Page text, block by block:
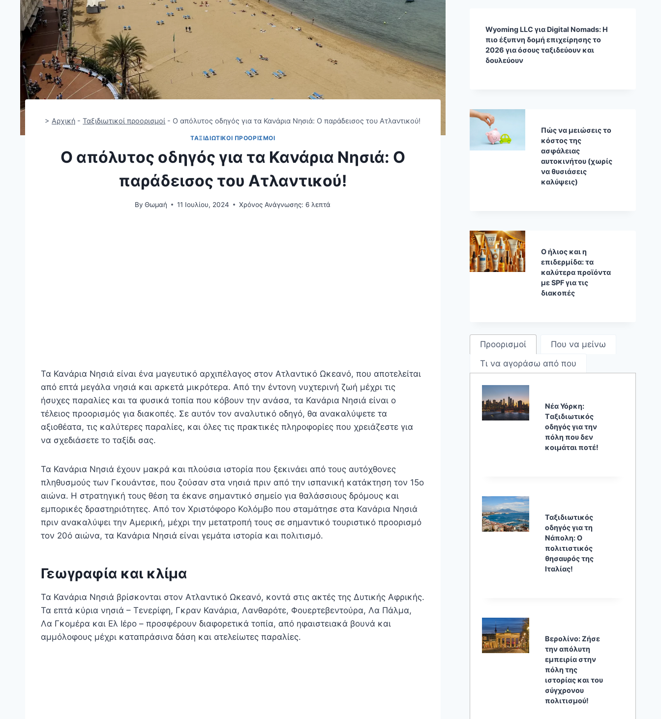
> Αρχική -Ταξιδιωτικοί προορισμοί - Ο απόλυτος οδηγός για τα Κανάρια Νησιά: Ο παράδεισος του Ατλαντικού!
ΤΑΞΙΔΙΩΤΙΚΟΊ ΠΡΟΟΡΙΣΜΟΊ
Ο απόλυτος οδηγός για τα Κανάρια Νησιά: Ο
παράδεισος του Ατλαντικού!
By Θωμαή 11 Ιουλίου, 2024 Χρόνος Ανάγνωσης: 6 λεπτά
Τα Κανάρια Νησιά είναι ένα μαγευτικό αρχιπέλαγος στον Ατλαντικό Ωκεανό, που αποτελείται
από επτά μεγάλα νησιά και αρκετά μικρότερα. Από την έντονη νυχτερινή ζωή μέχρι τις
ήσυχες παραλίες και τα φυσικά τοπία που κόβουν την ανάσα, τα Κανάρια Νησιά είναι ο
τέλειος προορισμός για διακοπές. Σε αυτόν τον αναλυτικό οδηγό, θα ανακαλύψετε τα
αξιοθέατα, τις καλύτερες παραλίες, και όλες τις πρακτικές πληροφορίες που χρειάζεστε για
να σχεδιάσετε το ταξίδι σας.
Τα Κανάρια Νησιά έχουν μακρά και πλούσια ιστορία που ξεκινάει από τους αυτόχθονες
πληθυσμούς των Γκουάντσε, που ζούσαν στα νησιά πριν από την ισπανική κατάκτηση τον 15ο
αιώνα. Η στρατηγική τους θέση τα έκανε σημαντικό σημείο για θαλάσσιους δρόμους και
εμπορικές δραστηριότητες. Από τον Χριστόφορο Κολόμβο που σταμάτησε στα Κανάρια Νησιά
πριν ανακαλύψει την Αμερική, μέχρι την μετατροπή τους σε σημαντικό τουριστικό προορισμό
τον 20ό αιώνα, τα Κανάρια Νησιά είναι γεμάτα ιστορία και πολιτισμό.
Γεωγραφία και κλίμα
Τα Κανάρια Νησιά βρίσκονται στον Ατλαντικό Ωκεανό, κοντά στις ακτές της Δυτικής Αφρικής.
Τα επτά κύρια νησιά – Τενερίφη, Γκραν Κανάρια, Λανθαρότε, Φουερτεβεντούρα, Λα Πάλμα,
Λα Γκομέρα και Ελ Ιέρο – προσφέρουν διαφορετικά τοπία, από ηφαιστειακά βουνά και
αμμόλοφους μέχρι καταπράσινα δάση και ατελείωτες παραλίες.
Wyoming LLC για Digital Nomads: Η
πιο έξυπνη δομή επιχείρησης το
2026 για όσους ταξιδεύουν και
δουλεύουν
Πώς να μειώσεις το
κόστος της
ασφάλειας
αυτοκινήτου (χωρίς
να θυσιάσεις
καλύψεις)
Ο ήλιος και η
επιδερμίδα: τα
καλύτερα προϊόντα
με SPF για τις
διακοπές
Προορισμοί
Που να μείνω
Τι να αγοράσω από που
Νέα Υόρκη:
Tαξιδιωτικός
οδηγός για την
πόλη που δεν
κοιμάται ποτέ!
Ταξιδιωτικός
οδηγός για τη
Νάπολη: Ο
πολιτιστικός
θησαυρός της
Ιταλίας!
Βερολίνο: Ζήσε
την απόλυτη
εμπειρία στην
πόλη της
ιστορίας και του
σύγχρονου
πολιτισμού!